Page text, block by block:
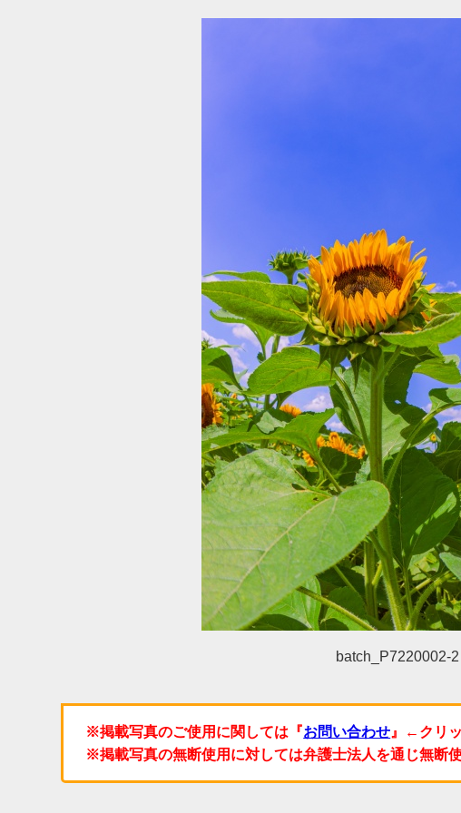
batch_P7220002-2
※掲載写真のご使用に関しては『お問い合わせ 』←クリ
※掲載写真の無断使用に対しては弁護士法人を通じ無断